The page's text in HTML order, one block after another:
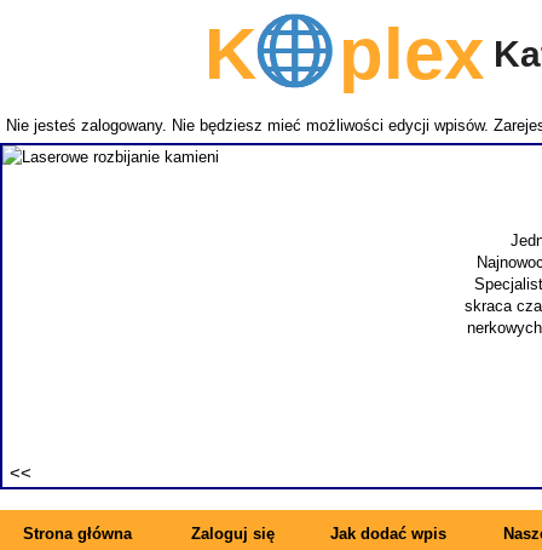
Kplex
Nie jesteś zalogowany. Nie będziesz mieć możliwości edycji wpisów.
skraca
Strona główna Zaloguj się Jak dodać wpis